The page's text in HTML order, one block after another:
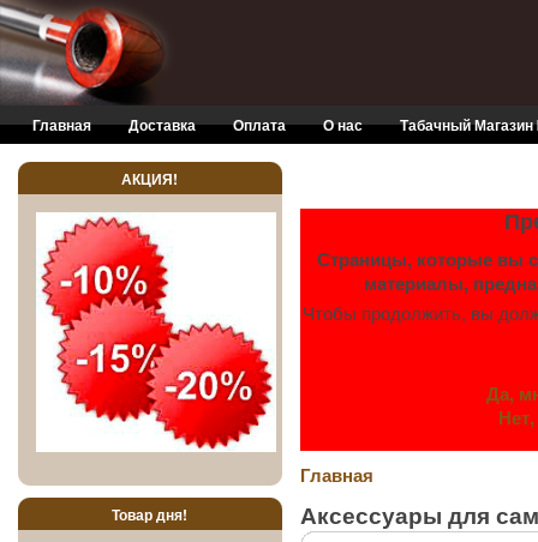
Skip to main content
Главная Доставка Оплата О нас Табачный
Страницы, которые вы
материалы,
Чтобы продолжить, вы
Да,
Главная
Аксессуары для
АКЦИЯ!
Товар дня!